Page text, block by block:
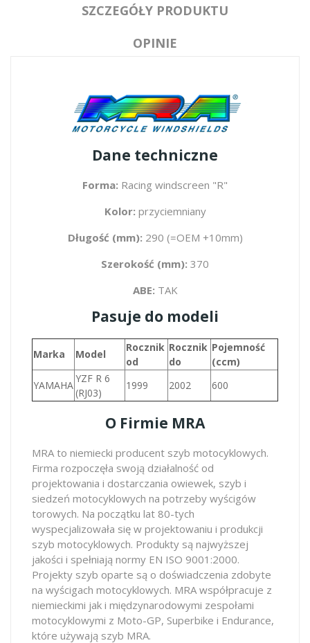
SZCZEGÓŁY PRODUKTU
OPINIE
Dane techniczne
Forma: Racing windscreen "R"
Kolor: przyciemniany
Długość (mm): 290 (=OEM +10mm)
Szerokość (mm): 370
ABE: TAK
Pasuje do modeli
Marka Model
Rocznik
od
Rocznik
do
Pojemność
(ccm)
YAMAHA
YZF R 6
(RJ03)
1999 2002 600
O Firmie MRA
MRA to niemiecki producent szyb motocyklowych.
Firma rozpoczęła swoją działalność od
projektowania i dostarczania owiewek, szyb i
siedzeń motocyklowych na potrzeby wyścigów
torowych. Na początku lat 80-tych
wyspecjalizowała się w projektowaniu i produkcji
szyb motocyklowych. Produkty są najwyższej
jakości i spełniają normy EN ISO 9001:2000.
Projekty szyb oparte są o doświadczenia zdobyte
na wyścigach motocyklowych. MRA współpracuje z
niemieckimi jak i międzynarodowymi zespołami
motocyklowymi z Moto-GP, Superbike i Endurance,
które używają szyb MRA.